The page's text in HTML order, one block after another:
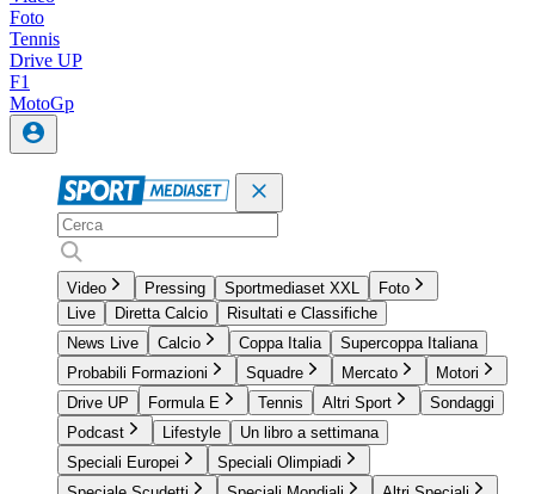
Foto
Tennis
Drive UP
F1
MotoGp
Video Pressing Sportmediaset XXL
Foto
Live
Diretta Calcio
Risultati e Classifiche
News Live
Calcio Coppa Italia
Supercoppa Italiana
Probabili Formazioni
Squadre Mercato
Motori
Drive UP
Formula E Tennis Altri Sport
Sondaggi
Podcast
Lifestyle
Un libro a settimana
Speciali Europei
Speciali Olimpiadi